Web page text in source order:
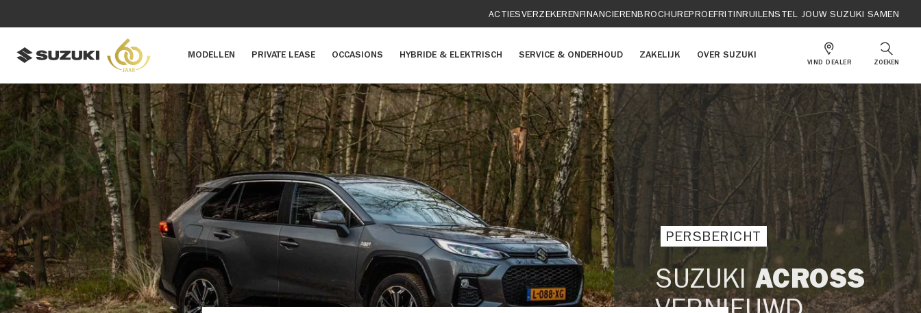
ACTIESVERZEKERENFINANCIERENBROCHUREPROEFRITINRUILENSTEL JOUW SUZUKI SAMEN
MODELLEN PRIVATE LEASE OCCASIONS HYBRIDE & ELEKTRISCH SERVICE & ONDERHOUD ZAKELIJK OVER SUZUKI
VIND DEALER ZOEKEN
PERSBERICHT
SUZUKI ACROSS